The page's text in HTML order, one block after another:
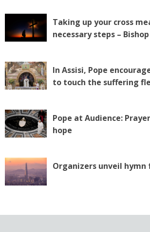
Taking up your cross
necessary steps –
In Assisi, Pope
to touch the suffering
Pope at Audience:
hope
Organizers unveil hymn